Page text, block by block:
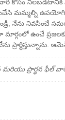
కోసం
మమ్మల్ని
నేను నివసించే
ఉంచే
ప్రార్థన ఫీల్